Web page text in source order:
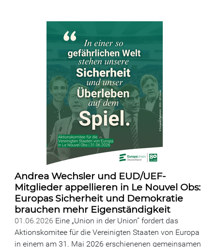
Andrea Wechsler und EUD/UEF-
Mitglieder appellieren in Le Nouvel Obs:
Europas Sicherheit und Demokratie
brauchen mehr Eigenständigkeit
01.06.2026 Eine „Union in der Union“ fordert das
Aktionskomitee für die Vereinigten Staaten von Europa
in einem am 31. Mai 2026 erschienenen gemeinsamen